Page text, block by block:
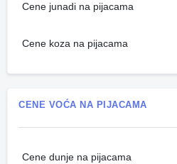
Cene junadi na pijacama
Cene koza na pijacama
CENE VOĆA NA PIJACAMA
Cene dunje na pijacama